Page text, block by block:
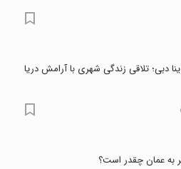
دبی؛ تلاقی زندگی شهری با آرامش دریا
به عمان چقدر است؟